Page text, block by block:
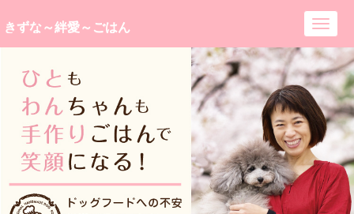
きずな～絆愛～ごはん